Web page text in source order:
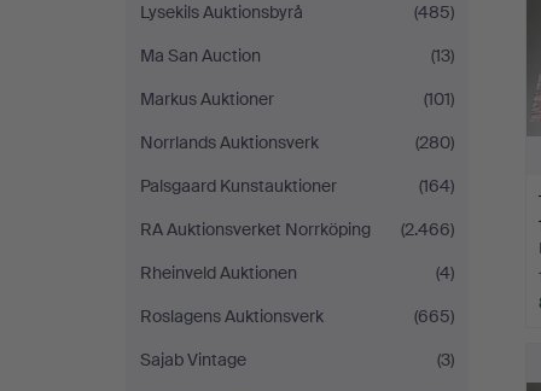
Lysekils Auktionsbyrå
(485)
Ma San Auction
(13)
Markus Auktioner
(101)
Norrlands Auktionsverk
(280)
Palsgaard Kunstauktioner
(164)
RA Auktionsverket Norrköping
(2.466)
Rheinveld Auktionen
(4)
Roslagens Auktionsverk
(665)
Sajab Vintage
(3)